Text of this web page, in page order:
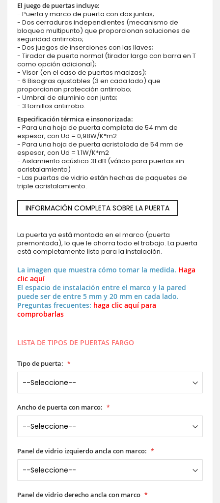
El juego de puertas incluye:
- Puerta y marco de puerta con dos juntas;
- Dos cerraduras independientes (mecanismo de
bloqueo multipunto) que proporcionan soluciones de
seguridad antirrobo;
- Dos juegos de inserciones con las llaves;
- Tirador de puerta normal (tirador largo con barra en T
como opción adicional);
- Visor (en el caso de puertas macizas);
- 6 Bisagras ajustables (3 en cada lado) que
proporcionan protección antirrobo;
- Umbral de aluminio con junta;
- 3 tornillos antirrobo.
Especificación térmica e insonorizada:
- Para una hoja de puerta completa de 54 mm de
espesor, con Ud = 0,98W/K*m2
- Para una hoja de puerta acristalada de 54 mm de
espesor, con Ud = 1.1W/K*m2
- Aislamiento acústico 31 dB (válido para puertas sin
acristalamiento)
- Las puertas de vidrio están hechas de paquetes de
triple acristalamiento.
INFORMACIÓN COMPLETA SOBRE LA PUERTA
La puerta ya está montada en el marco (puerta
premontada), lo que le ahorra todo el trabajo. La puerta
está completamente lista para la instalación.
La imagen que muestra cómo tomar la medida. Haga
clic aquí
El espacio de instalación entre el marco y la pared
puede ser de entre 5 mm y 20 mm en cada lado.
Preguntas frecuentes: haga clic aquí para
comprobarlas
LISTA DE TIPOS DE PUERTAS FARGO
Tipo de puerta:
Ancho de puerta con marco:
Panel de vidrio izquierdo ancla con marco:
Panel de vidrio derecho ancla con marco